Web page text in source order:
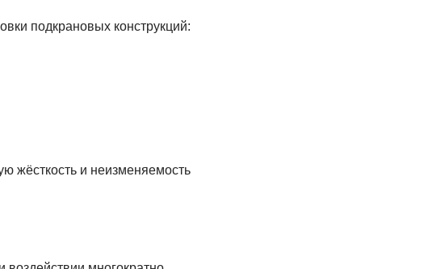
подкрановых конструк­ций:
жёсткость и неизменяемость